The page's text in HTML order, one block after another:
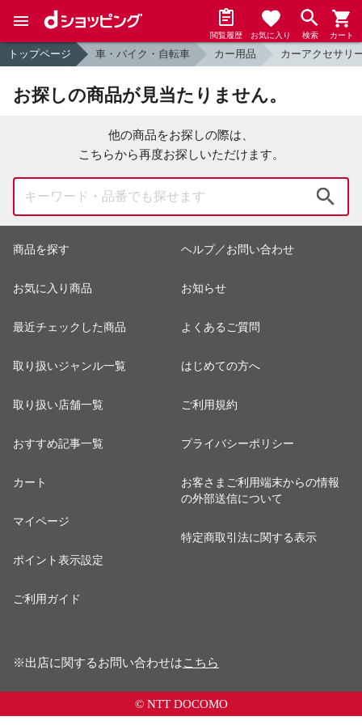
閲覧履歴 お気に入り 検索 カート
トップページ 車・バイク・自転車 カー用品 カーアクセサリ
お探しの商品が見当たりません。
他の商品をお探しの際は、
こちらから再度お探しいただけます。
商品を探す
お気に入り商品
最近チェックした商品
取り扱いジャンル一覧
取り扱い店舗一覧
おすすめ記事一覧
カート
マイページ
ポイント表示設定
ご利用ガイド
ヘルプ／お問い合わせ
お知らせ
よくあるご質問
はじめての方へ
ご利用規約
プライバシーポリシー
お客さまご利用端末からの情報
の外部送信について
特定商取引法に関する表示
※出店に関するお問い合わせはこちら
© NTT DOCOMO